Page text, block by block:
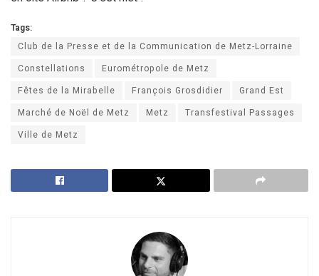
Tags:
Club de la Presse et de la Communication de Metz-Lorraine
Constellations
Eurométropole de Metz
Fêtes de la Mirabelle
François Grosdidier
Grand Est
Marché de Noël de Metz
Metz
Transfestival Passages
Ville de Metz